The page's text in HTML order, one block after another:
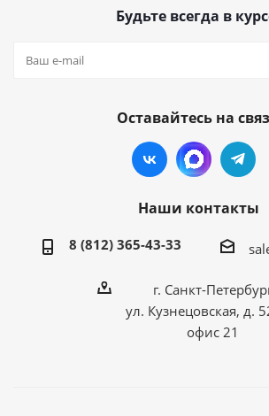
Будьте всегда в
Оставайтесь на
Наши контакты
8 (812) 365-43-33
г. Санкт-
ул. Кузнецовская, д.
офис 21